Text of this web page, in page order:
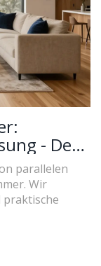
- Der
parallelen
Wir
praktische